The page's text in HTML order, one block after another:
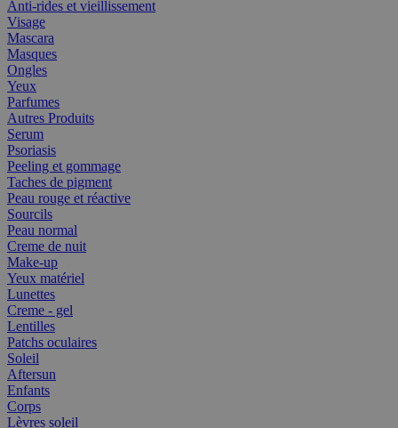
Anti-rides et vieillissement
Visage
Mascara
Masques
Ongles
Yeux
Parfumes
Autres Produits
Serum
Psoriasis
Peeling et gommage
Taches de pigment
Peau rouge et réactive
Sourcils
Peau normal
Creme de nuit
Make-up
Yeux matériel
Lunettes
Creme - gel
Lentilles
Patchs oculaires
Soleil
Aftersun
Enfants
Corps
Lèvres soleil